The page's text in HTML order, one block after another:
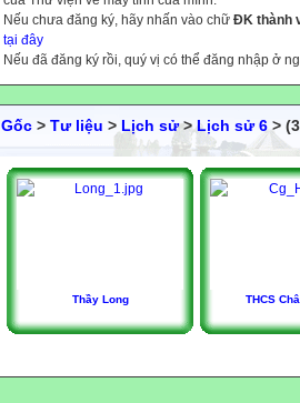
Nếu chưa đăng ký, hãy nhấn vào chữ ĐK thành
tại đây
Nếu đã đăng ký rồi, quý vị có thể đăng nhập ở
Gốc > Tư liệu > Lịch sử>Lịch sử 6 >
Thầy Long THCS